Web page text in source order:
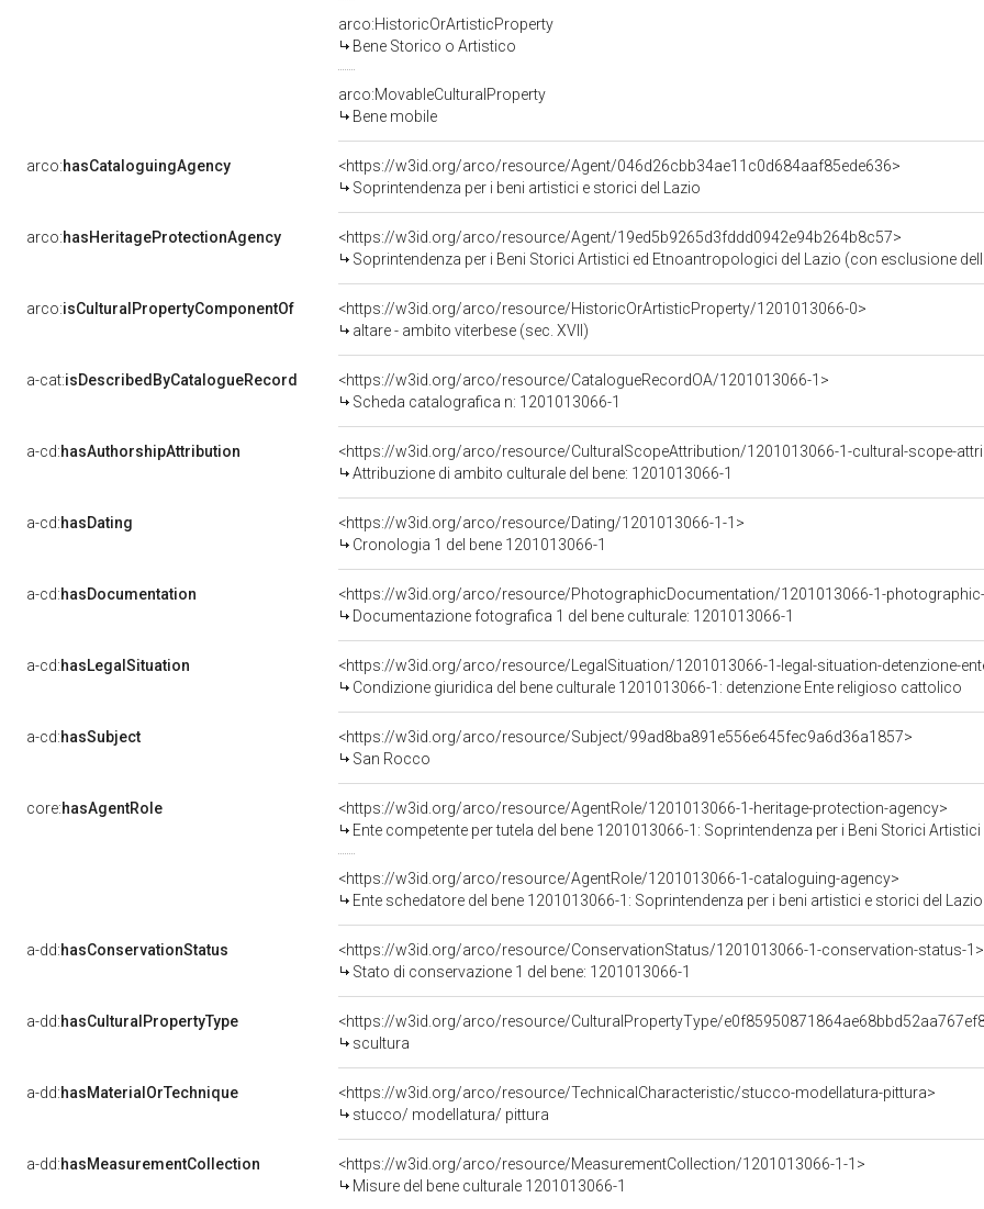
arco:HistoricOrArtisticProperty
Bene Storico o Artistico
arco:MovableCulturalProperty
Bene mobile
arco:hasCataloguingAgency
<https://w3id.org/arco/resource/Agent/046d26cbb34ae11c0d684aaf85ede636>
Soprintendenza per i beni artistici e storici del Lazio
arco:hasHeritageProtectionAgency
<https://w3id.org/arco/resource/Agent/19ed5b9265d3fddd0942e94b264b8c57>
Soprintendenza per i Beni Storici Artistici ed Etnoantropologici del Lazio (con esclusione
arco:isCulturalPropertyComponentOf
<https://w3id.org/arco/resource/HistoricOrArtisticProperty/1201013066-0>
altare - ambito viterbese (sec. XVII)
a-cat:isDescribedByCatalogueRecord
<https://w3id.org/arco/resource/CatalogueRecordOA/1201013066-1>
Scheda catalografica n: 1201013066-1
a-cd:hasAuthorshipAttribution
<https://w3id.org/arco/resource/CulturalScopeAttribution/1201013066-1-cultural-scope-
Attribuzione di ambito culturale del bene: 1201013066-1
a-cd:hasDating
<https://w3id.org/arco/resource/Dating/1201013066-1-1>
Cronologia 1 del bene 1201013066-1
a-cd:hasDocumentation
<https://w3id.org/arco/resource/PhotographicDocumentation/1201013066-1-
Documentazione fotografica 1 del bene culturale: 1201013066-1
a-cd:hasLegalSituation
<https://w3id.org/arco/resource/LegalSituation/1201013066-1-legal-situation-detenzione-
Condizione giuridica del bene culturale 1201013066-1: detenzione Ente religioso cattolico
a-cd:hasSubject
<https://w3id.org/arco/resource/Subject/99ad8ba891e556e645fec9a6d36a1857>
San Rocco
core:hasAgentRole
<https://w3id.org/arco/resource/AgentRole/1201013066-1-heritage-protection-agency>
Ente competente per tutela del bene 1201013066-1: Soprintendenza per i Beni Storici
<https://w3id.org/arco/resource/AgentRole/1201013066-1-cataloguing-agency>
Ente schedatore del bene 1201013066-1: Soprintendenza per i beni artistici e storici del Lazio
a-dd:hasConservationStatus
<https://w3id.org/arco/resource/ConservationStatus/1201013066-1-conservation-status-1>
Stato di conservazione 1 del bene: 1201013066-1
a-dd:hasCulturalPropertyType
<https://w3id.org/arco/resource/CulturalPropertyType/
scultura
a-dd:hasMaterialOrTechnique
<https://w3id.org/arco/resource/TechnicalCharacteristic/stucco-modellatura-pittura>
stucco/ modellatura/ pittura
a-dd:hasMeasurementCollection
<https://w3id.org/arco/resource/MeasurementCollection/1201013066-1-1>
Misure del bene culturale 1201013066-1